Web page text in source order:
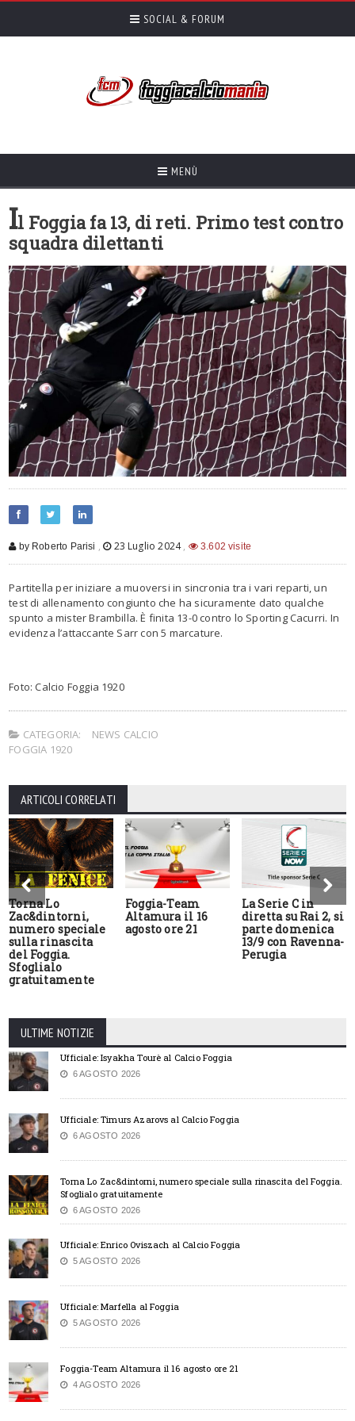
SOCIAL & FORUM
MENÙ
Il Foggia fa 13, di reti. Primo test contro
squadra dilettanti
by Roberto Parisi , 23 Luglio 2024, 3.602 visite
Partitella per iniziare a muoversi in sincronia tra i vari reparti, un
test di allenamento congiunto che ha sicuramente dato qualche
spunto a mister Brambilla. È finita 13-0 contro lo Sporting Cacurri. In
evidenza l’attaccante Sarr con 5 marcature.
Foto: Calcio Foggia 1920
CATEGORIA:
NEWS CALCIO
FOGGIA 1920
ARTICOLI CORRELATI
Torna Lo
Zac&dintorni,
numero speciale
sulla rinascita
del Foggia.
Sfoglialo
gratuitamente
Foggia-Team
Altamura il 16
agosto ore 21
La Serie C in
diretta su Rai 2, si
parte domenica
13/9 con Ravenna-
Perugia
ULTIME NOTIZIE
Ufficiale: Isyakha Tourè al Calcio Foggia
6 AGOSTO 2026
Ufficiale: Timurs Azarovs al Calcio Foggia
6 AGOSTO 2026
Torna Lo Zac&dintorni, numero speciale sulla rinascita del Foggia.
Sfoglialo gratuitamente
6 AGOSTO 2026
Ufficiale: Enrico Oviszach al Calcio Foggia
5 AGOSTO 2026
Ufficiale: Marfella al Foggia
5 AGOSTO 2026
Foggia-Team Altamura il 16 agosto ore 21
4 AGOSTO 2026